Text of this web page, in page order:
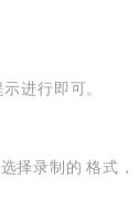
进行即可。
择录制的 格式，